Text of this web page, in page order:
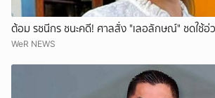
ต้อม รชนีกร ชนะคดี! ศาลสั่ง "เลอลักษณ์" ชดใช้อ่
WeR NEWS